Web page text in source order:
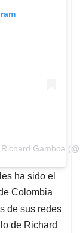
Gamboa
ha sido el
Colombia
de sus redes
de Richard